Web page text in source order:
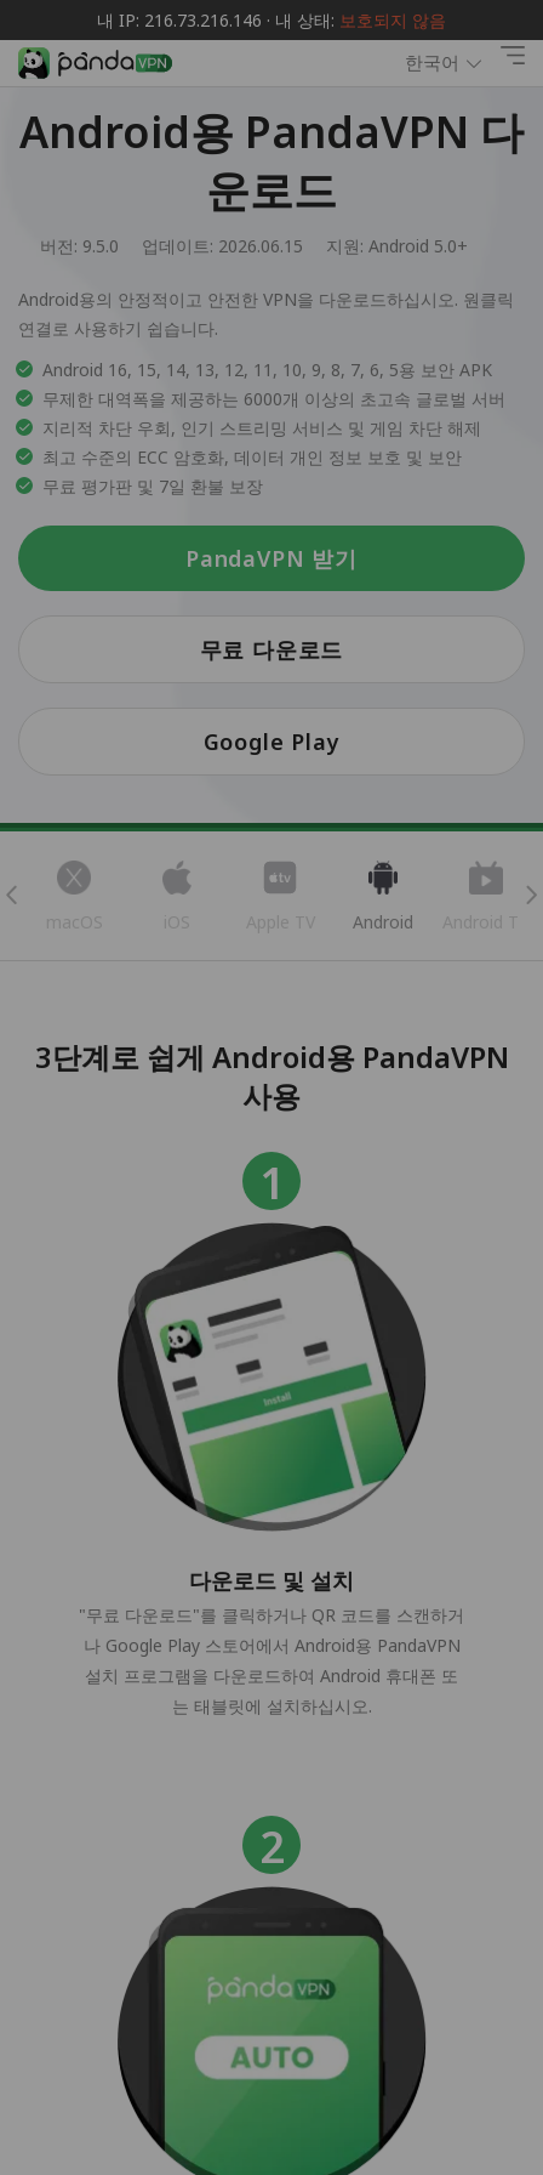
내 IP: 216.73.216.146 · 내 상태: 보호되지 않음
한국어
Android용 PandaVPN 다
운로드
버전: 9.5.0 업데이트: 2026.06.15 지원: Android 5.0+
Android용의 안정적이고 안전한 VPN을 다운로드하십시오. 원클릭
연결로 사용하기 쉽습니다.
Android 16, 15, 14, 13, 12, 11, 10, 9, 8, 7, 6, 5용 보안 APK
무제한 대역폭을 제공하는 6000개 이상의 초고속 글로벌 서버
지리적 차단 우회, 인기 스트리밍 서비스 및 게임 차단 해제
최고 수준의 ECC 암호화, 데이터 개인 정보 보호 및 보안
무료 평가판 및 7일 환불 보장
PandaVPN 받기
무료 다운로드
Google Play
macOS iOS Apple TV Android Android TV
3단계로 쉽게 Android용 PandaVPN
사용
다운로드 및 설치
"무료 다운로드"를 클릭하거나 QR 코드를 스캔하거
나 Google Play 스토어에서 Android용 PandaVPN
설치 프로그램을 다운로드하여 Android 휴대폰 또
는 태블릿에 설치하십시오.